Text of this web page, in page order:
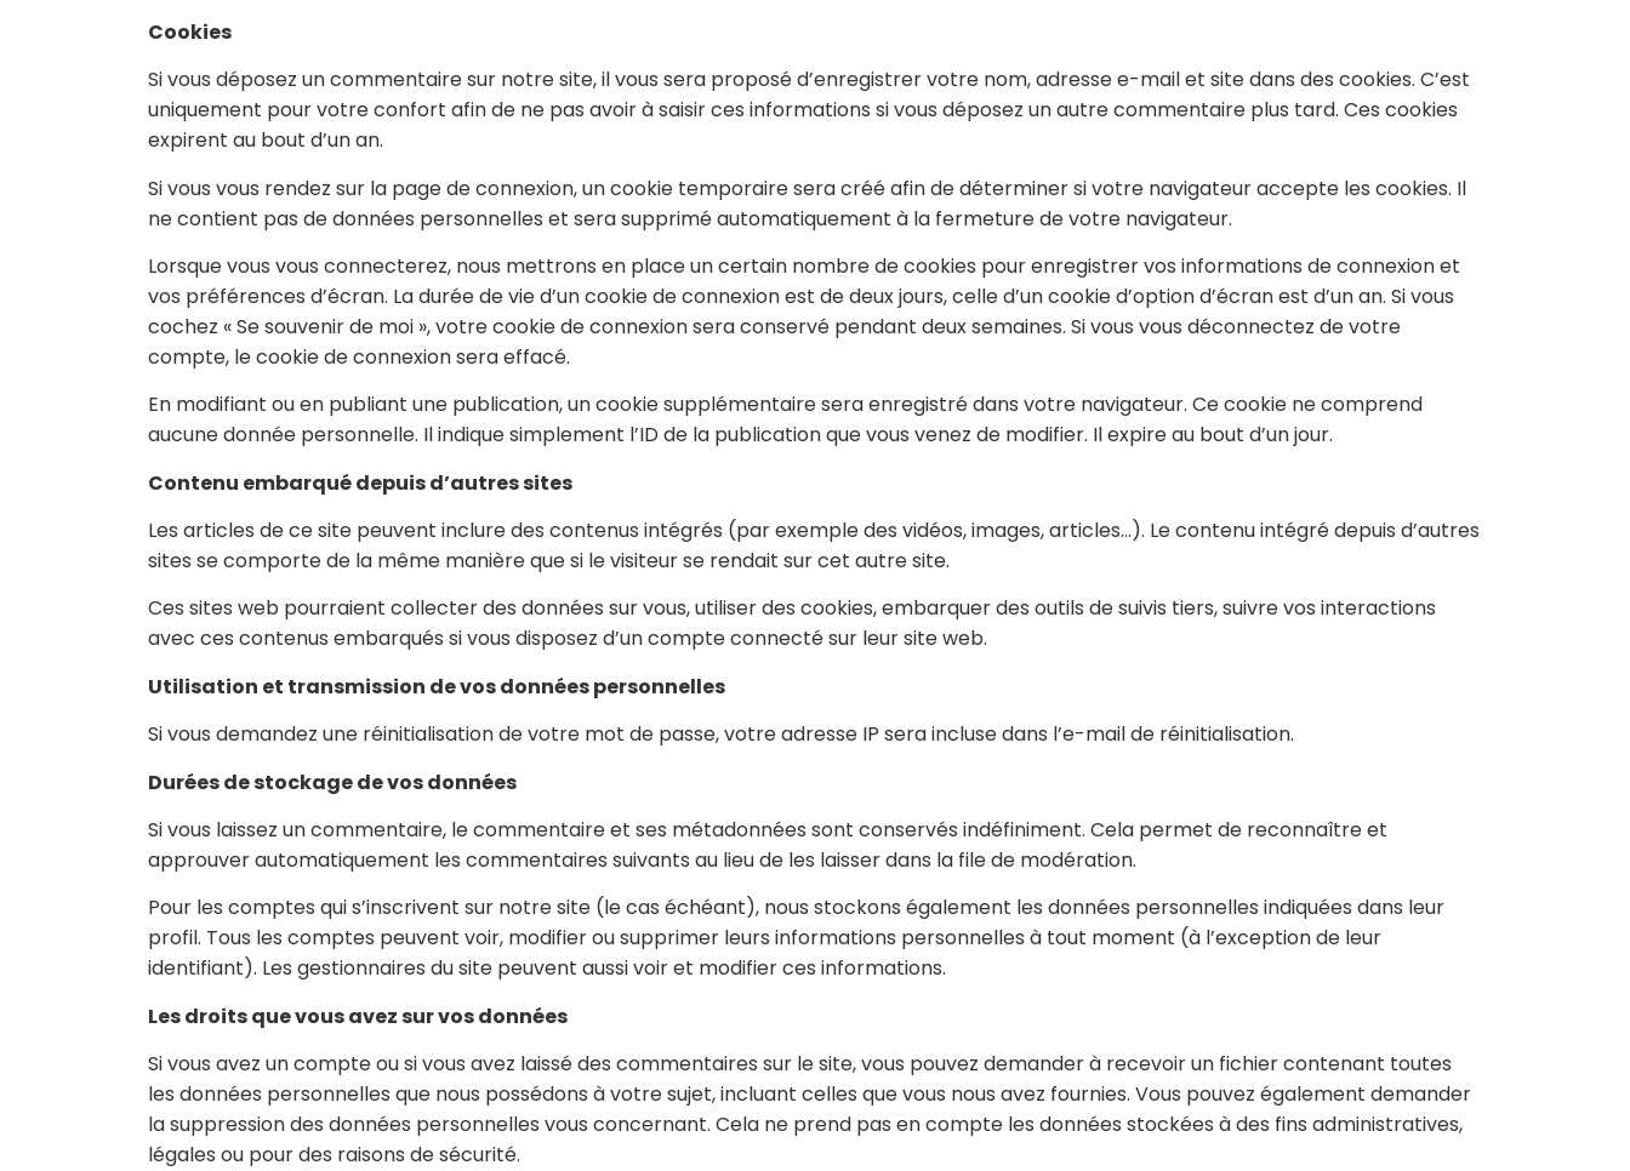
Cookies
Si vous déposez un commentaire sur notre site, il vous sera proposé d’enregistrer votre nom, adresse e-mail et site dans des cookies. C’est
uniquement pour votre confort afin de ne pas avoir à saisir ces informations si vous déposez un autre commentaire plus tard. Ces cookies
expirent au bout d’un an.
Si vous vous rendez sur la page de connexion, un cookie temporaire sera créé afin de déterminer si votre navigateur accepte les cookies. Il
ne contient pas de données personnelles et sera supprimé automatiquement à la fermeture de votre navigateur.
Lorsque vous vous connecterez, nous mettrons en place un certain nombre de cookies pour enregistrer vos informations de connexion et
vos préférences d’écran. La durée de vie d’un cookie de connexion est de deux jours, celle d’un cookie d’option d’écran est d’un an. Si vous
cochez « Se souvenir de moi », votre cookie de connexion sera conservé pendant deux semaines. Si vous vous déconnectez de votre
compte, le cookie de connexion sera effacé.
En modifiant ou en publiant une publication, un cookie supplémentaire sera enregistré dans votre navigateur. Ce cookie ne comprend
aucune donnée personnelle. Il indique simplement l’ID de la publication que vous venez de modifier. Il expire au bout d’un jour.
Contenu embarqué depuis d’autres sites
Les articles de ce site peuvent inclure des contenus intégrés (par exemple des vidéos, images, articles…). Le contenu intégré depuis d’autres
sites se comporte de la même manière que si le visiteur se rendait sur cet autre site.
Ces sites web pourraient collecter des données sur vous, utiliser des cookies, embarquer des outils de suivis tiers, suivre vos interactions
avec ces contenus embarqués si vous disposez d’un compte connecté sur leur site web.
Utilisation et transmission de vos données personnelles
Si vous demandez une réinitialisation de votre mot de passe, votre adresse IP sera incluse dans l’e-mail de réinitialisation.
Durées de stockage de vos données
Si vous laissez un commentaire, le commentaire et ses métadonnées sont conservés indéfiniment. Cela permet de reconnaître et
approuver automatiquement les commentaires suivants au lieu de les laisser dans la file de modération.
Pour les comptes qui s’inscrivent sur notre site (le cas échéant), nous stockons également les données personnelles indiquées dans leur
profil. Tous les comptes peuvent voir, modifier ou supprimer leurs informations personnelles à tout moment (à l’exception de leur
identifiant). Les gestionnaires du site peuvent aussi voir et modifier ces informations.
Les droits que vous avez sur vos données
Si vous avez un compte ou si vous avez laissé des commentaires sur le site, vous pouvez demander à recevoir un fichier contenant toutes
les données personnelles que nous possédons à votre sujet, incluant celles que vous nous avez fournies. Vous pouvez également demander
la suppression des données personnelles vous concernant. Cela ne prend pas en compte les données stockées à des fins administratives,
légales ou pour des raisons de sécurité.